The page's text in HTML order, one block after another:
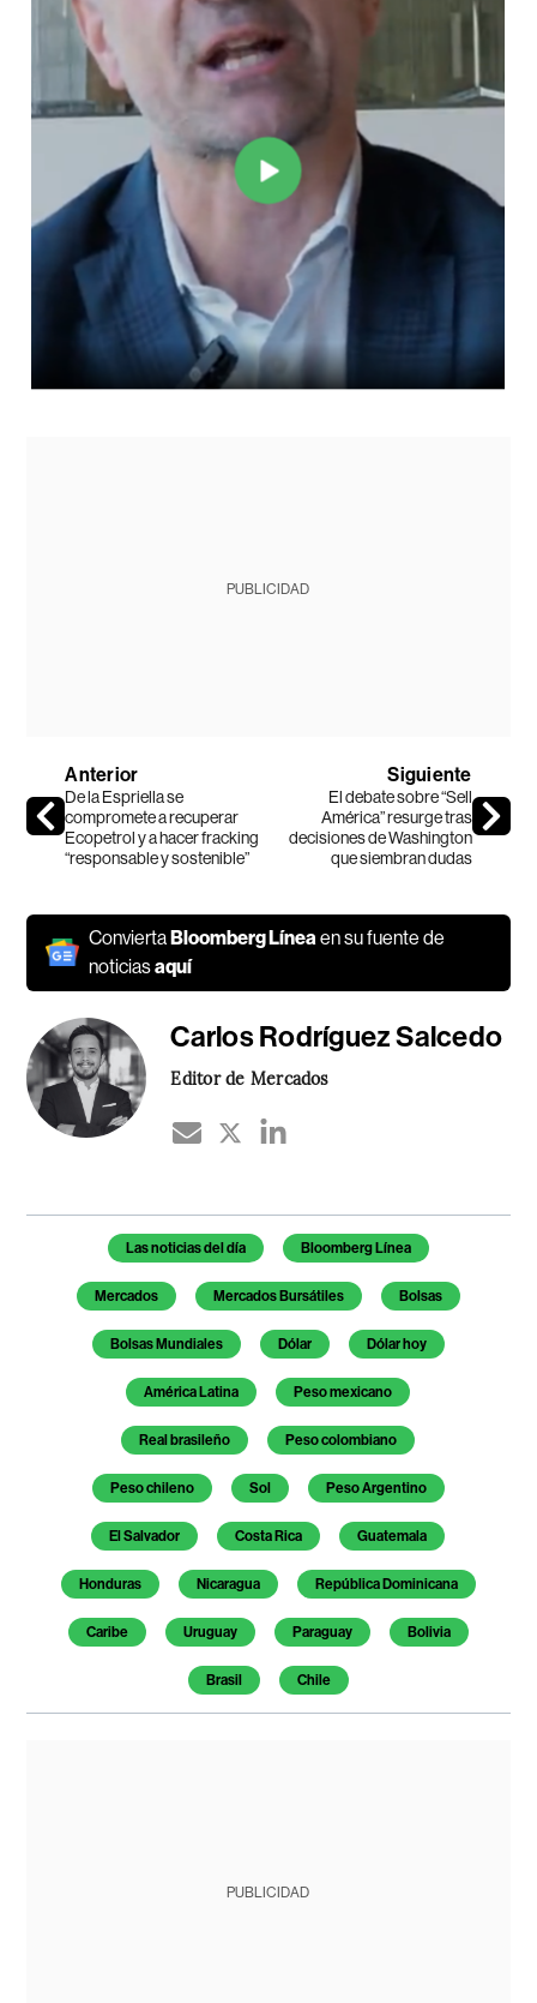
PUBLICIDAD
Anterior
De la Espriella se
compromete a recuperar
Ecopetrol y a hacer fracking
“responsable y sostenible”
Siguiente
El debate sobre “Sell
América” resurge tras
decisiones de Washington
que siembran dudas
ConviertaBloomberg Líneaen su fuente de
noticiasaquí
Carlos Rodríguez Salcedo
Editor de Mercados
Temas de este artículo
Las noticias del día Bloomberg Línea
Mercados Mercados Bursátiles Bolsas
Bolsas Mundiales Dólar Dólar hoy
América Latina Peso mexicano
Real brasileño Peso colombiano
Peso chileno Sol Peso Argentino
El Salvador Costa Rica Guatemala
Honduras Nicaragua República Dominicana
Caribe Uruguay Paraguay Bolivia
Brasil Chile
PUBLICIDAD